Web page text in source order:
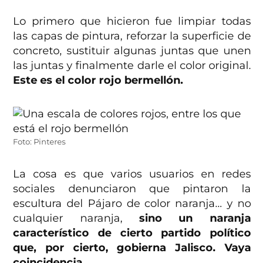
Lo primero que hicieron fue limpiar todas
las capas de pintura, reforzar la superficie de
concreto, sustituir algunas juntas que unen
las juntas y finalmente darle el color original.
Este es el color rojo bermellón.
Foto: Pinteres
La cosa es que varios usuarios en redes
sociales denunciaron que pintaron la
escultura del Pájaro de color naranja… y no
cualquier naranja, sino un naranja
característico de cierto partido político
que, por cierto, gobierna Jalisco. Vaya